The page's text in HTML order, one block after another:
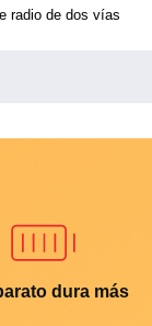
radio de dos vías
dura más